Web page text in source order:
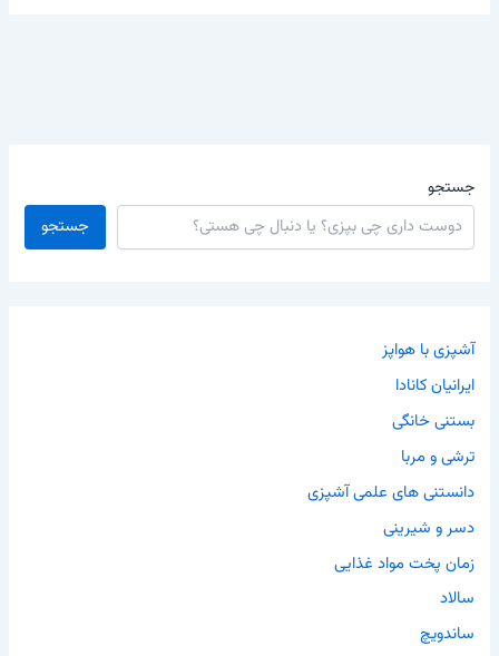
جستجو
جستجو
آشپزی با هواپز
ایرانیان کانادا
بستنی خانگی
ترشی و مربا
دانستنی های علمی آشپزی
دسر و شیرینی
زمان پخت مواد غذایی
سالاد
ساندویچ